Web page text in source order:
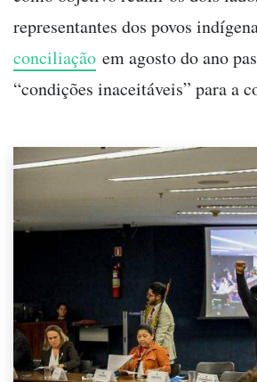
representantes dos povos
conciliação em agosto do ano
“condições inaceitáveis” para a